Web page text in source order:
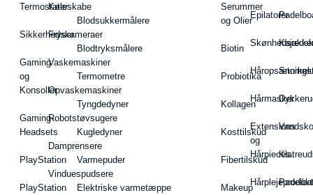
Termostater
Sikkerhedskameraer
Gaming
og
Konsoller
Gaming-
Headsets
PlayStation
PlayStation
Køleskabe
Fryser
Vaskemaskiner
Opvaskemaskiner
Robotstøvsugere
Damprensere
Vinduespudsere
Blodsukkermålere
Blodtryksmålere
Termometre
Tyngdedyner
Kugledyner
Varmepuder
Elektriske varmetæppe
Serummer
og Olier
Biotin
Probiotika
Kollagen
Kosttilskud
Fibertilskud
Makeup
Epilatorer
Hårmasker
Extensions
og
Hårpieces
Vandsko